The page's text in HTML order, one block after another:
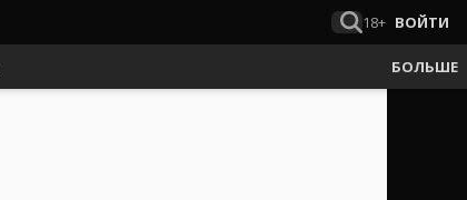
18+ ВОЙТИ
БОЛЬШЕ